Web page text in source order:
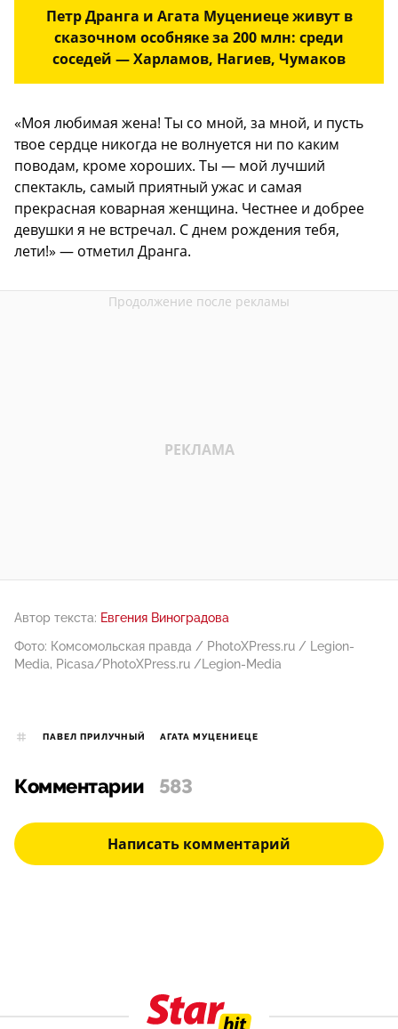
Петр Дранга и Агата Муцениеце живут в
сказочном особняке за 200 млн: среди
соседей — Харламов, Нагиев, Чумаков
«Моя любимая жена! Ты со мной, за мной, и пусть
твое сердце никогда не волнуется ни по каким
поводам, кроме хороших. Ты — мой лучший
спектакль, самый приятный ужас и самая
прекрасная коварная женщина. Честнее и добрее
девушки я не встречал. С днем рождения тебя,
лети!» — отметил Дранга.
Автор текста: Евгения Виноградова
Фото: Комсомольская правда / PhotoXPress.ru / Legion-
Media, Picasa/PhotoXPress.ru /Legion-Media
ПАВЕЛ ПРИЛУЧНЫЙ АГАТА МУЦЕНИЕЦЕ
Комментарии 583
Написать комментарий